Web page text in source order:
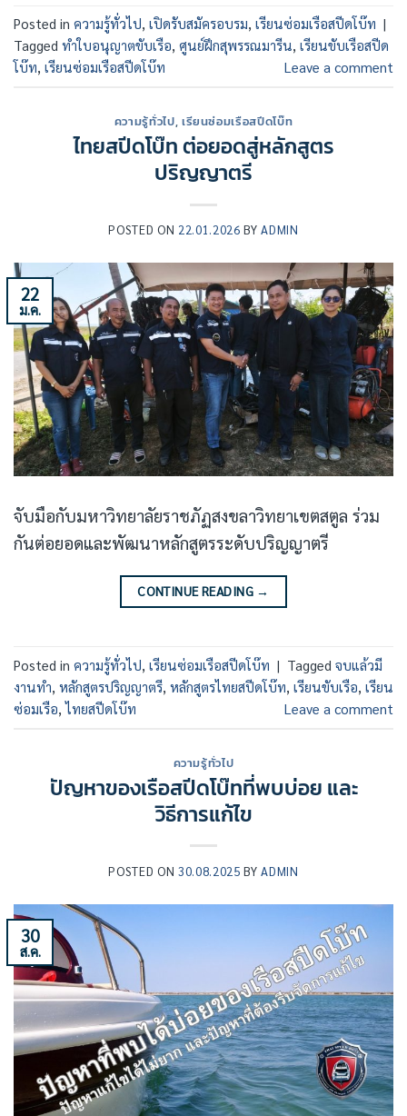
Posted in ความรู้ทั่วไป, เปิดรับสมัครอบรม, เรียนซ่อมเรือสปีดโบ๊ท |
Tagged ทำใบอนุญาตขับเรือ, ศูนย์ฝึกสุพรรณมารีน, เรียนขับเรือสปีด
โบ๊ท, เรียนซ่อมเรือสปีดโบ๊ท Leave a comment
ความรู้ทั่วไป, เรียนซ่อมเรือสปีดโบ๊ท
ไทยสปีดโบ๊ท ต่อยอดสู่หลักสูตร
ปริญญาตรี
POSTED ON 22.01.2026 BYADMIN
22
ม.ค.
จับมือกับมหาวิทยาลัยราชภัฏสงขลาวิทยาเขตสตูล ร่วม
กันต่อยอดและพัฒนาหลักสูตรระดับปริญญาตรี
CONTINUE READING →
Posted in ความรู้ทั่วไป, เรียนซ่อมเรือสปีดโบ๊ท | Tagged จบแล้วมี
งานทำ, หลักสูตรปริญญาตรี, หลักสูตรไทยสปีดโบ๊ท, เรียนขับเรือ, เรียน
ซ่อมเรือ,ไทยสปีดโบ๊ท Leave a comment
ความรู้ทั่วไป
ปัญหาของเรือสปีดโบ๊ทที่พบบ่อย และ
วิธีการแก้ไข
POSTED ON30.08.2025 BYADMIN
30
ส.ค.